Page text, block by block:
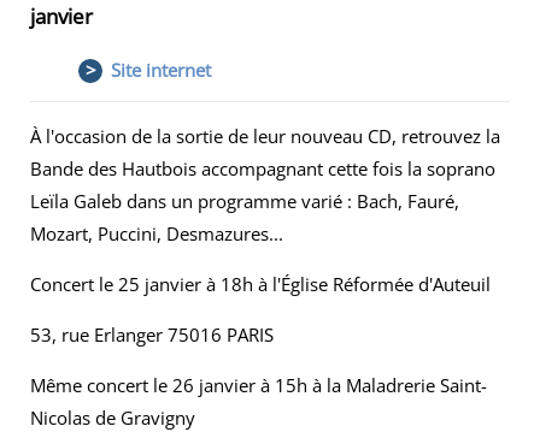
janvier
> Site internet
À l'occasion de la sortie de leur nouveau CD, retrouvez la
Bande des Hautbois accompagnant cette fois la soprano
Leïla Galeb dans un programme varié : Bach, Fauré,
Mozart, Puccini, Desmazures...
Concert le 25 janvier à 18h à l'Église Réformée d'Auteuil
53, rue Erlanger 75016 PARIS
Même concert le 26 janvier à 15h à la Maladrerie Saint-
Nicolas de Gravigny